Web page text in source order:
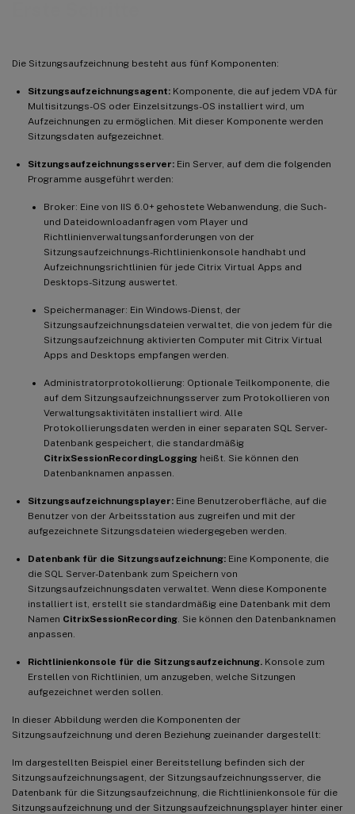
Die Sitzungsaufzeichnung besteht aus fünf Komponenten:
Sitzungsaufzeichnungsagent: Komponente, die auf jedem VDA für
Multisitzungs-OS oder Einzelsitzungs-OS installiert wird, um
Aufzeichnungen zu ermöglichen. Mit dieser Komponente werden
Sitzungsdaten aufgezeichnet.
Sitzungsaufzeichnungsserver: Ein Server, auf dem die folgenden
Programme ausgeführt werden:
Broker: Eine von IIS 6.0+ gehostete Webanwendung, die Such-
und Dateidownloadanfragen vom Player und
Richtlinienverwaltungsanforderungen von der
Sitzungsaufzeichnungs-Richtlinienkonsole handhabt und
Aufzeichnungsrichtlinien für jede Citrix Virtual Apps and
Desktops-Sitzung auswertet.
Speichermanager: Ein Windows-Dienst, der
Sitzungsaufzeichnungsdateien verwaltet, die von jedem für die
Sitzungsaufzeichnung aktivierten Computer mit Citrix Virtual
Apps and Desktops empfangen werden.
Administratorprotokollierung: Optionale Teilkomponente, die
auf dem Sitzungsaufzeichnungsserver zum Protokollieren von
Verwaltungsaktivitäten installiert wird. Alle
Protokollierungsdaten werden in einer separaten SQL Server-
Datenbank gespeichert, die standardmäßig
CitrixSessionRecordingLogging heißt. Sie können den
Datenbanknamen anpassen.
Sitzungsaufzeichnungsplayer: Eine Benutzeroberfläche, auf die
Benutzer von der Arbeitsstation aus zugreifen und mit der
aufgezeichnete Sitzungsdateien wiedergegeben werden.
Datenbank für die Sitzungsaufzeichnung: Eine Komponente, die
die SQL Server-Datenbank zum Speichern von
Sitzungsaufzeichnungsdaten verwaltet. Wenn diese Komponente
installiert ist, erstellt sie standardmäßig eine Datenbank mit dem
Namen CitrixSessionRecording . Sie können den Datenbanknamen
anpassen.
Richtlinienkonsole für die Sitzungsaufzeichnung. Konsole zum
Erstellen von Richtlinien, um anzugeben, welche Sitzungen
aufgezeichnet werden sollen.
In dieser Abbildung werden die Komponenten der
Sitzungsaufzeichnung und deren Beziehung zueinander dargestellt:
Im dargestellten Beispiel einer Bereitstellung befinden sich der
Sitzungsaufzeichnungsagent, der Sitzungsaufzeichnungsserver, die
Datenbank für die Sitzungsaufzeichnung, die Richtlinienkonsole für die
Sitzungsaufzeichnung und der Sitzungsaufzeichnungsplayer hinter einer